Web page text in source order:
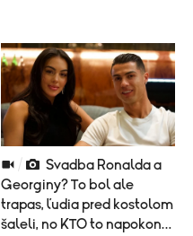
Georginy? To bol ale
trapas, ľudia pred kostolom
šaleli, no KTO to napokon